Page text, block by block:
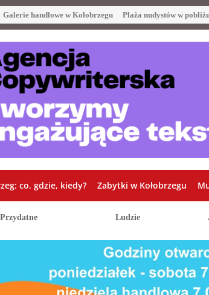
Galerie handlowe w Kołobrzegu Plaża nudystów w
co, gdzie, kiedy? Zabytki w Kołobrzegu
Przydatne Ludzie